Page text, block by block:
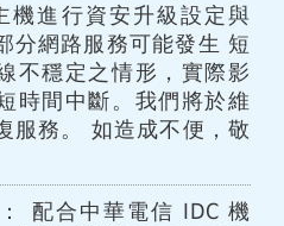
機進行資安升級設定與
分網路服務可能發生 短
不穩定之情形，實際影
時間中斷。我們將於維
服務。 如造成不便，敬
配合中華電信 IDC 機